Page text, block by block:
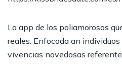
La app de los poliamorosos
reales. Enfocada an
vivencias novedosas